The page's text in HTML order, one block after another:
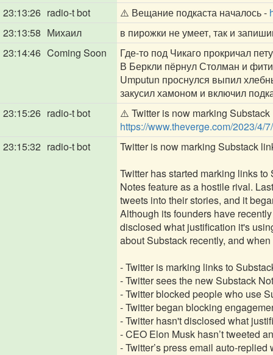
23:13:26 radio-t bot ⚠️ Вещание подкаста началось -
23:13:58 Михаил
в пирожки не умеет, так и
23:14:46 Coming Soon
Где-то под Чикаго прокричал
В Беркли пёрнул Столман и
Umputun проснулся выпил
закусил хамоном и включил
23:15:26 radio-t bot
⚠️ Twitter is now marking
https://www.theverge.com/2023/4/
23:15:32 radio-t bot
Twitter is now marking Substack
Twitter has started marking links
Notes feature as a hostile rival.
tweets into their stories, and it
Although its founders have
disclosed what justification it's
about Substack recently, and
- Twitter is marking links to
- Twitter sees the new Substack
- Twitter blocked people who use
- Twitter began blocking
- Twitter hasn't disclosed what
- CEO Elon Musk hasn’t tweeted
- Twitter’s press email auto-